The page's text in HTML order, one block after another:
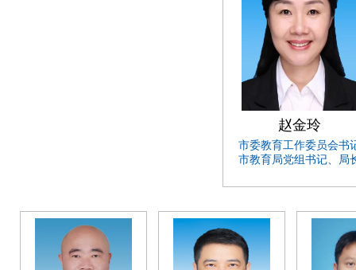
赵金玲
市委教育工作委员会书
市教育局党组书记、局